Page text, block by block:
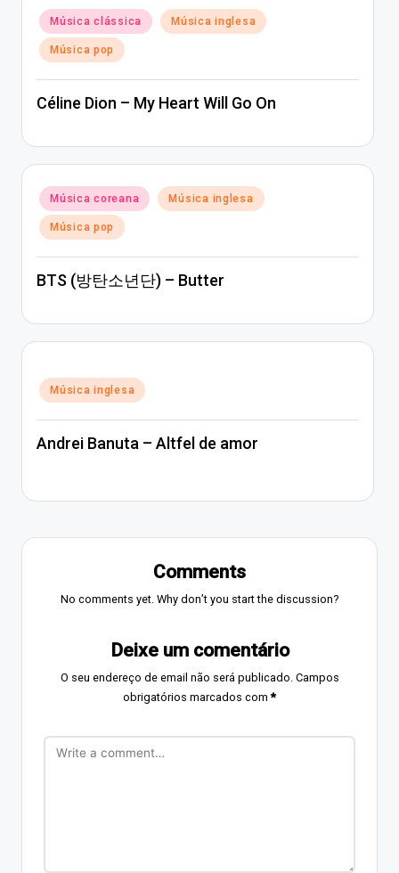
Posted
in
Música clássica Música inglesa
Música pop
Céline Dion – My Heart Will Go On
Posted
in
Música coreana Música inglesa
Música pop
BTS (방탄소년단) – Butter
Posted
in
Música inglesa
Andrei Banuta – Altfel de amor
Comments
No comments yet. Why don’t you start the discussion?
Deixe um comentário
O seu endereço de email não será publicado. Campos
obrigatórios marcados com*